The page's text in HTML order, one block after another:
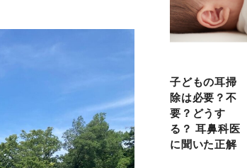
子どもの耳掃
除は必要？不
要？どうす
る？ 耳鼻科医
に聞いた正解